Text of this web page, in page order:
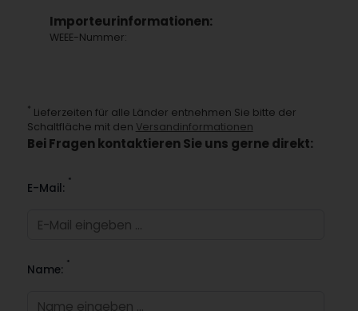
Importeurinformationen:
WEEE-Nummer:
* Lieferzeiten für alle Länder entnehmen Sie bitte der
Schaltfläche mit den Versandinformationen
Bei Fragen kontaktieren Sie uns gerne direkt:
E-Mail: *
Name: *